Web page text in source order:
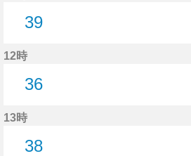
39
12時
36
13時
38